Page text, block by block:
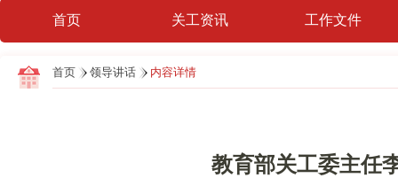
首页 关工资讯 工作文件
首页 领导讲话 内容详情
教育部关工委主任